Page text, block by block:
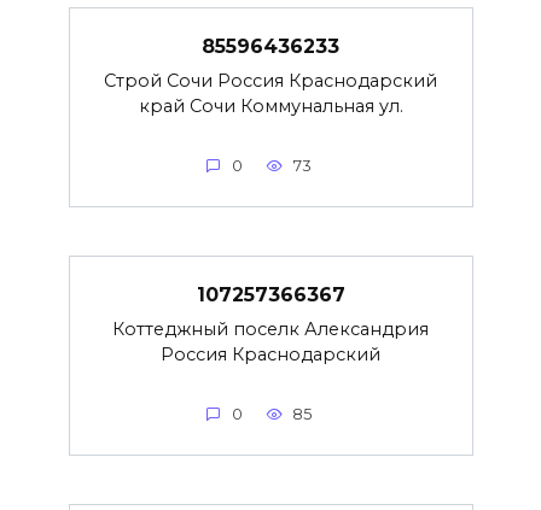
85596436233
Строй Сочи Россия Краснодарский
край Сочи Коммунальная ул.
0 73
107257366367
Коттеджный поселк Александрия
Россия Краснодарский
0 85